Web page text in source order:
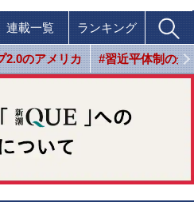
連載一覧 ランキング
2.0のアメリカ #習近平体制の光